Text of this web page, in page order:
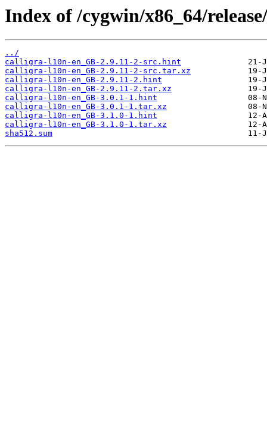
Index of /cygwin/x86_64/
../
calligra-l10n-en_GB-2.9.11-2-src.hint
calligra-l10n-en_GB-2.9.11-2-src.tar.xz
calligra-l10n-en_GB-2.9.11-2.hint
calligra-l10n-en_GB-2.9.11-2.tar.xz
calligra-l10n-en_GB-3.0.1-1.hint
calligra-l10n-en_GB-3.0.1-1.tar.xz
calligra-l10n-en_GB-3.1.0-1.hint
calligra-l10n-en_GB-3.1.0-1.tar.xz
sha512.sum